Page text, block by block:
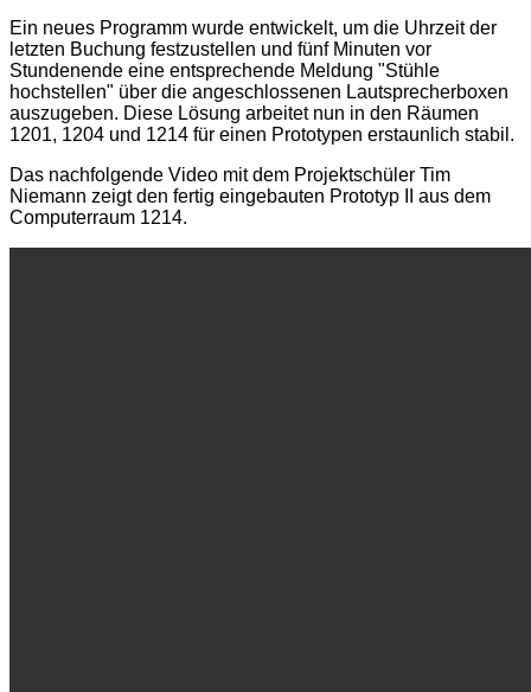
Ein neues Programm wurde entwickelt, um die Uhrzeit der
letzten Buchung festzustellen und fünf Minuten vor
Stundenende eine entsprechende Meldung "Stühle
hochstellen" über die angeschlossenen Lautsprecherboxen
auszugeben. Diese Lösung arbeitet nun in den Räumen
1201, 1204 und 1214 für einen Prototypen erstaunlich stabil.
Das nachfolgende Video mit dem Projektschüler Tim
Niemann zeigt den fertig eingebauten Prototyp II aus dem
Computerraum 1214.